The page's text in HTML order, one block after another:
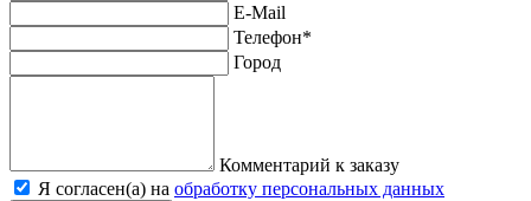
E-Mail
Телефон*
Город
Комментарий к заказу
Я согласен(а) на обработку персональных данных